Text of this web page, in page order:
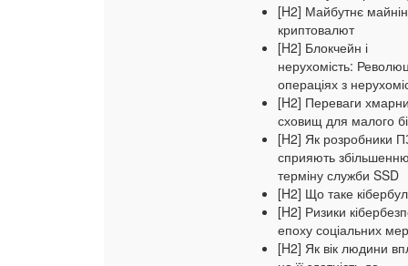
[H2] Майбутнє
криптовалют
[H2] Блокчейн і
нерухомість:
операціях з
[H2] Переваги
сховищ для малого
[H2] Як розробники
сприяють
терміну служби SSD
[H2] Що таке
[H2] Ризики
епоху соціальних
[H2] Як вік людини